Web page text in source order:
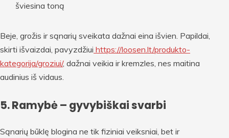
šviesina toną
Beje, grožis ir sąnarių sveikata dažnai eina išvien. Papildai,
skirti išvaizdai, pavyzdžiui https://loosen.lt/produkto-
kategorija/groziui/, dažnai veikia ir kremzles, nes maitina
audinius iš vidaus.
5. Ramybė – gyvybiškai svarbi
Sąnarių būklę blogina ne tik fiziniai veiksniai, bet ir